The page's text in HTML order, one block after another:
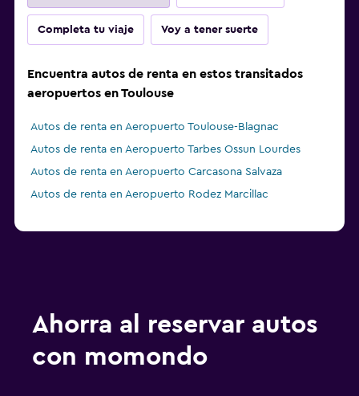
Completa tu viaje Voy a tener suerte
Encuentra autos de renta en estos transitados
aeropuertos en Toulouse
Autos de renta en Aeropuerto Toulouse-Blagnac
Autos de renta en Aeropuerto Tarbes Ossun Lourdes
Autos de renta en Aeropuerto Carcasona Salvaza
Autos de renta en Aeropuerto Rodez Marcillac
Ahorra al reservar autos
con momondo